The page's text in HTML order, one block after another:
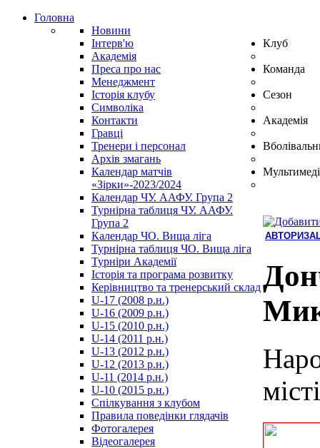
Головна
Новини
Інтерв'ю
Академія
Преса про нас
Клуб
Менеджмент
Історія клубу
Символіка
Контакти
Команда
Гравці
Тренери і персонал
Архів змагань
Сезон
Календар матчів
«Зірки»-2023/2024
Календар ЧУ. ААФУ. Група 2
Турнірна таблиця ЧУ. ААФУ.
Група 2
Календар ЧО. Вища ліга
Турнірна таблиця ЧО. Вища ліга
Академія
Турніри Академії
Історія та програма розвитку
Керівництво та тренерський склад
U-17 (2008 р.н.)
U-16 (2009 р.н.)
U-15 (2010 р.н.)
U-14 (2011 р.н.)
U-13 (2012 р.н.)
U-12 (2013 р.н.)
U-11 (2014 р.н.)
U-10 (2015 р.н.)
Спілкування з клубом
Правила поведінки глядачів
Фотогалерея
Відеогалерея